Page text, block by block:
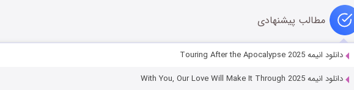
مطالب پیشنهادی
دانلود انیمه Touring After the Apocalypse 2025
دانلود انیمه With You, Our Love Will Make It Through 2025